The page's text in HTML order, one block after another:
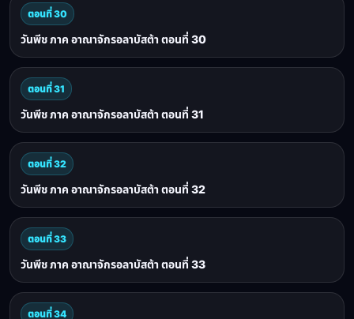
ตอนที่ 30
วันพีช ภาค อาณาจักรอลาบัสต้า ตอนที่ 30
ตอนที่ 31
วันพีช ภาค อาณาจักรอลาบัสต้า ตอนที่ 31
ตอนที่ 32
วันพีช ภาค อาณาจักรอลาบัสต้า ตอนที่ 32
ตอนที่ 33
วันพีช ภาค อาณาจักรอลาบัสต้า ตอนที่ 33
ตอนที่ 34